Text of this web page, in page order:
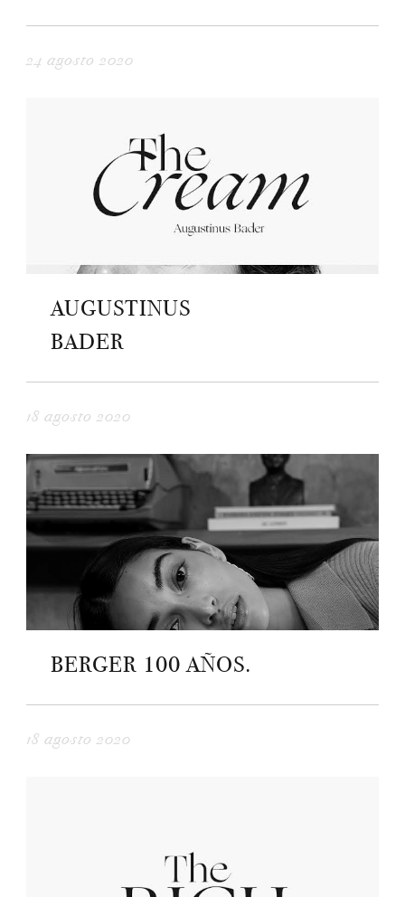
24 agosto 2020
AUGUSTINUS
BADER
18 agosto 2020
BERGER 100 AÑOS.
18 agosto 2020